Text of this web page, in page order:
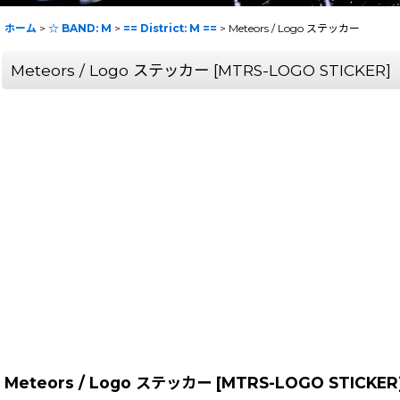
ホーム > ☆ BAND: M > == District: M == > Meteors / Logo ステッカー
Meteors / Logo ステッカー [MTRS-LOGO STICKER]
Meteors / Logo ステッカー [MTRS-LOGO STICKER